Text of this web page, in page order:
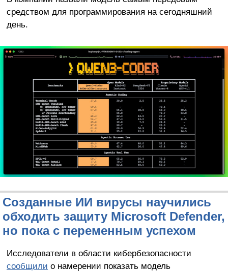
средством для программирования на сегодняшний
день.
Созданные ИИ вирусы научились
обходить защиту Microsoft Defender,
но пока с переменным успехом
Исследователи в области кибербезопасности
сообщили о намерении показать модель